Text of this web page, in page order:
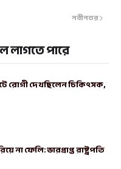
নবীনতর
পারে
রোগী দেখছিলেন চিকিৎসক,
ফেলি: ভারপ্রাপ্ত রাষ্ট্রপতি